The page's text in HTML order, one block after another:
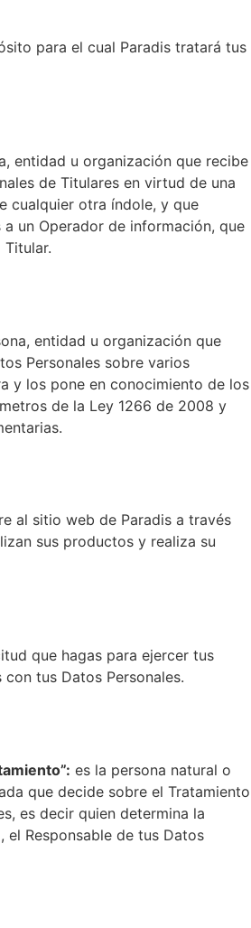
para el cual Paradis tratará tus
entidad u organización que recibe
de Titulares en virtud de una
cualquier otra índole, y que
un Operador de información, que
entidad u organización que
Personales sobre varios
y los pone en conocimiento de los
de la Ley 1266 de 2008 y
al sitio web de Paradis a través
sus productos y realiza su
que hagas para ejercer tus
tus Datos Personales.
es la persona natural o
que decide sobre el Tratamiento
es decir quien determina la
el Responsable de tus Datos